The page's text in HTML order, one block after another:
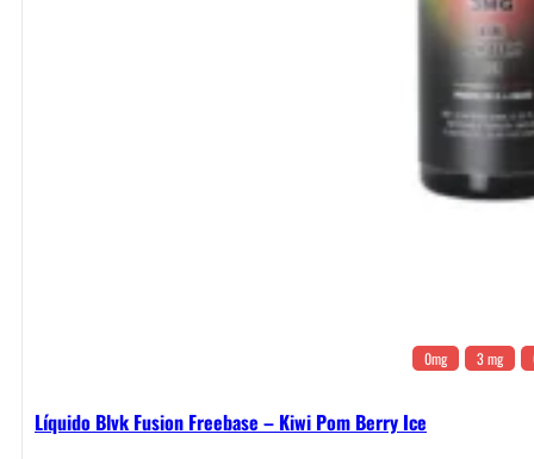
0mg 3 mg
Líquido Blvk Fusion Freebase – Kiwi Pom Berry Ice